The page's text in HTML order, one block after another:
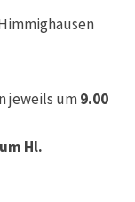
jeweils um9.00
Hl.